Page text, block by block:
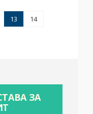
13
14
ЗА